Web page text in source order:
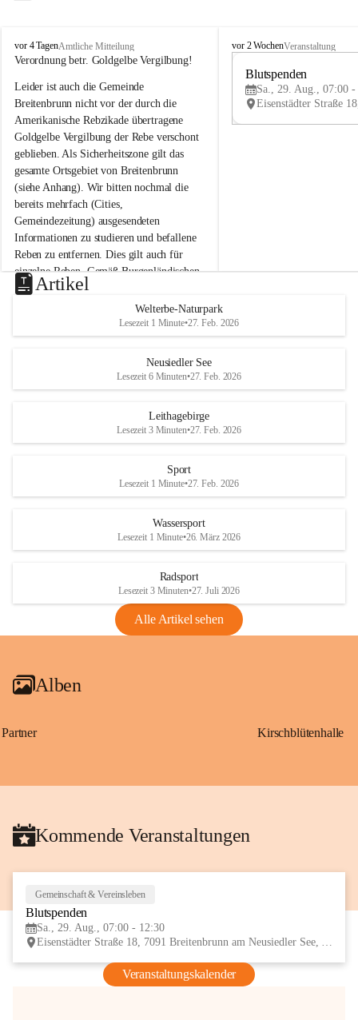
B
r
i
t
e
n
b
r
u
n
n
a
m
N
e
u
s
d
S
vor 4 TagenAmtliche Mitteilung
Verordnung betr. Goldgelbe Vergilbung!
Leider ist auch die Gemeinde
Breitenbrunn nicht vor der durch die
Amerikanische Rebzikade übertragene
Goldgelbe Vergilbung der Rebe verschont
geblieben. Als Sicherheitszone gilt das
gesamte Ortsgebiet von Breitenbrunn
(siehe Anhang). Wir bitten nochmal die
bereits mehrfach (Cities,
Gemeindezeitung) ausgesendeten
Informationen zu studieren und befallene
Reben zu entfernen. Dies gilt auch für
einzelne Reben. Gemäß Burgenländischen
Weinbaugesetz sind nicht gepflegte oder
unzulässige Weingärten zu roden! Bitte
helfen wir zusammen um unsere Winzer
vor den prognostizierten Ernteausfällen
und den daraus folgenden wirtschaftlichen
Maßnahmen zur Bekämpfung
Rebe und der Amerikanischen
Anhang VBl. EU Nr. 18
1 Seite•1,4 MB
VBl. EU Nr. 18_2026
B
e
u
e
d
r
S
vor 2 WochenVeranstaltung
Blutspenden
Sa., 29. Aug., 07:00 -
Artikel
Welterbe-Naturpark
Lesezeit 1 Minute•27. Feb. 2026
Neusiedler See
Lesezeit 6 Minuten•27. Feb. 2026
Leithagebirge
Lesezeit 3 Minuten•27. Feb. 2026
Sport
Lesezeit 1 Minute•27. Feb. 2026
Wassersport
Lesezeit 1 Minute•26. März 2026
Radsport
Lesezeit 3 Minuten•27. Juli 2026
Alle Artikel sehen
Alben
Partner Kirschblütenhalle
Kommende Veranstaltungen
Gemeinschaft & Vereinsleben
Blutspenden
Sa., 29. Aug., 07:00 - 12:30
Eisenstädter Straße 18, 7091 Breitenbrunn am Neusiedler See, AUT
Veranstaltungskalender